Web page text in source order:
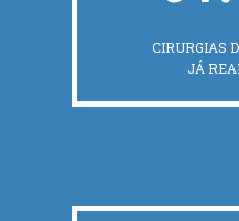
CIRURGIAS
JÁ